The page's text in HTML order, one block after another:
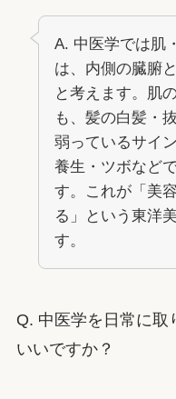
A. 中医学では肌
は、内側の臓腑
と考えます。肌
も、髪の白髪・
弱っているサイ
養生・ツボなど
す。これが「美
る」という東洋
す。
Q. 中医学を日常に取
いいですか？